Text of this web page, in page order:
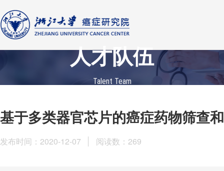
人才队伍
Talent Team
基于多类器官芯片的癌症药物筛查
发布时间：2020-12-07 阅读数： 269